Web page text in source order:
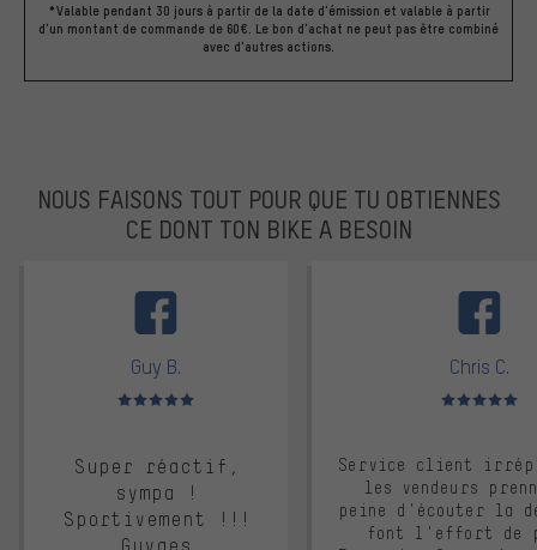
*Valable pendant 30 jours à partir de la date d'émission et valable à partir
d'un montant de commande de 60€. Le bon d'achat ne peut pas être combiné
avec d'autres actions.
NOUS FAISONS TOUT POUR QUE TU OBTIENNES
CE DONT TON BIKE A BESOIN
Guy B.
Note moyenne : 5 sur 5
Super réactif,
sympa !
Sportivement !!!
Chris C.
Note moyenne :
Service client
les vendeurs
peine d'écouter la
font l'effort de